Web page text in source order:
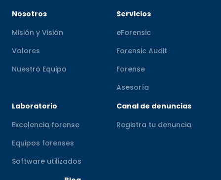
Nosotros
Misión y Visión
Valores
Nuestro Equipo
Servicios
eForensic
Forensic Audit
Forense
Asesoría
Laboratorio
Excelencia forense
Equipos forenses
Software utilizados
Canal de denuncias
Registra tu denuncia